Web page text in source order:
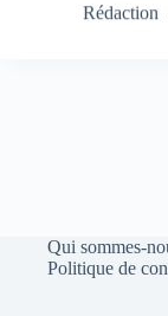
Rédaction
Qui sommes-
Politique de